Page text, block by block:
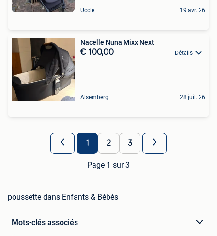
Uccle 19 avr. 26
Nacelle Nuna Mixx Next
€ 100,00 Détails
Alsemberg 28 juil. 26
1 2 3
Page 1 sur 3
poussette dans Enfants & Bébés
Mots-clés associés